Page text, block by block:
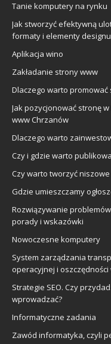
Tanie komputery na rynku
Jak stworzyć efektywną
formaty i elementy designu
Aplikacja wino
Zakładanie strony www
Dlaczego warto promować
Jak pozycjonować stronę
www Chrzanów
Dlaczego warto
Czy i gdzie warto
Czy warto tworzyć
Gdzie umieszczamy
Rozwiązywanie
porady i wskazówki
Nowoczesne komputery
System zarządzania
operacyjnej i oszczędności
Strategie SEO. Czy
wprowadzać?
Informatyczne zadania
Zawód informatyka, czyli